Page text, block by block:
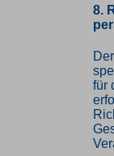
8.
für